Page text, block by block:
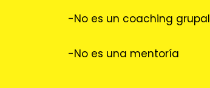
-No es un coaching grupal
-No es una mentoría